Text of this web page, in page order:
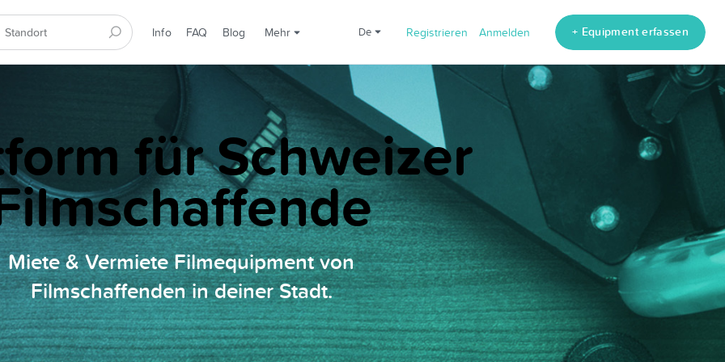
Info FAQ Blog Mehr de Registrieren Anmelden + Equipment erfassen
für Schweizer
Miete & Vermiete Filmequipment von
Filmschaffenden in deiner Stadt.